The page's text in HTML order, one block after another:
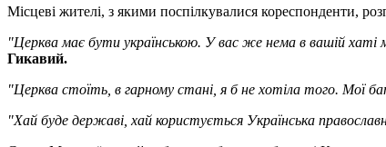
Місцеві жителі, з якими поспілкувалися кореспонденти,
"Церква має бути українською. У вас же нема в вашій
Гикавий.
"Церква стоїть, в гарному стані, я б не хотіла того. Мої
"Хай буде державі, хай користується Українська